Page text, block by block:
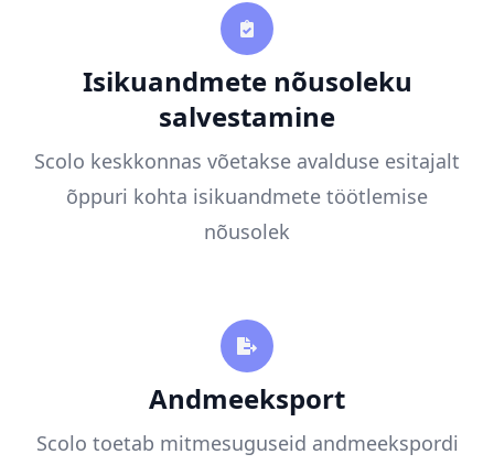
Isikuandmete nõusoleku
salvestamine
Scolo keskkonnas võetakse avalduse esitajalt
õppuri kohta isikuandmete töötlemise
nõusolek
Andmeeksport
Scolo toetab mitmesuguseid andmeekspordi